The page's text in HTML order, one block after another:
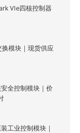
VIe四核控制器
换模块｜现货供应
安全控制模块｜价
工业控制模块｜